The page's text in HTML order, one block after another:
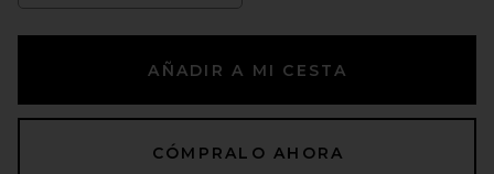
AÑADIR A MI CESTA
CÓMPRALO AHORA